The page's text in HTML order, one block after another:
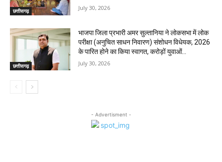
छत्तीसगढ़ July 30, 2026
छत्तीसगढ़
भाजपा जिला प्रभारी अमर सुल्तानिया ने लोकसभा में लोक
परीक्षा (अनुचित साधन निवारण) संशोधन विधेयक, 2026
के पारित होने का किया स्वागत, करोड़ों युवाओं...
July 30, 2026
- Advertisment -